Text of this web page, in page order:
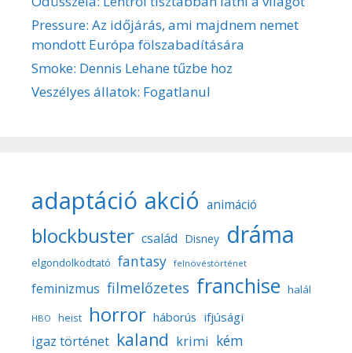
Pressure: Az időjárás, ami majdnem nemet
mondott Európa fölszabadítására
Smoke: Dennis Lehane tűzbe hoz
Veszélyes állatok: Fogatlanul
adaptáció akció animáció
blockbuster család Disney dráma
elgondolkodtató fantasy felnövéstörténet
feminizmus filmelőzetes franchise halál
HBO heist horror háborús ifjúsági
igaz történet kaland krimi kém